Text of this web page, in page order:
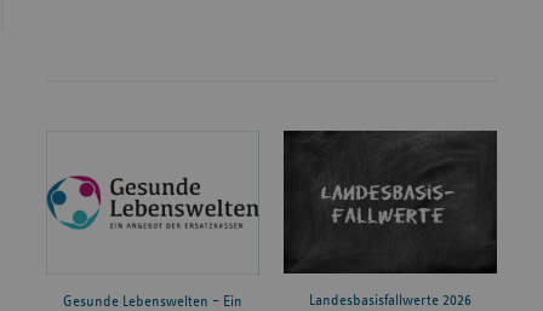
Gesunde Lebenswelten – Ein
Landesbasisfallwerte 2026